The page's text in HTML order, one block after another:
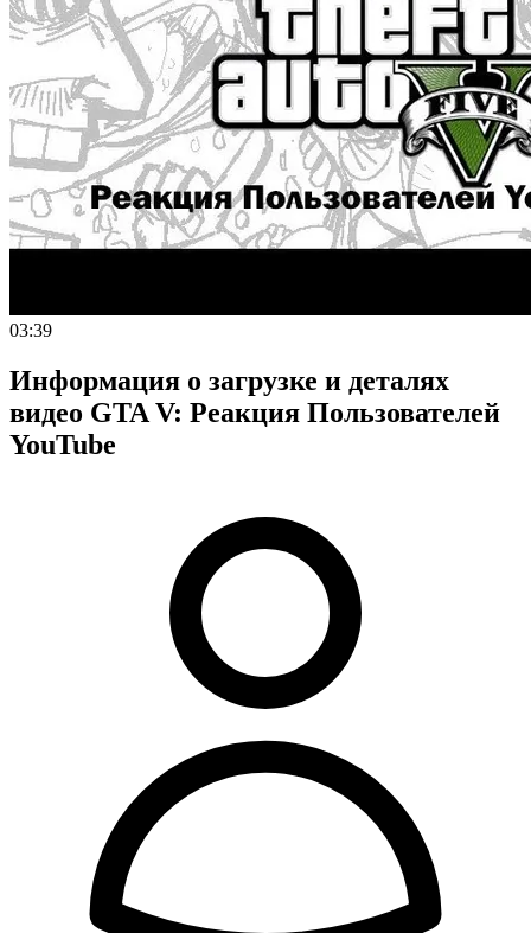
03:39
Информация о загрузке и деталях
видео GTA V: Реакция Пользователей
YouTube